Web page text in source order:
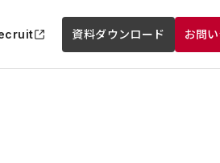
資料ダウンロード お問